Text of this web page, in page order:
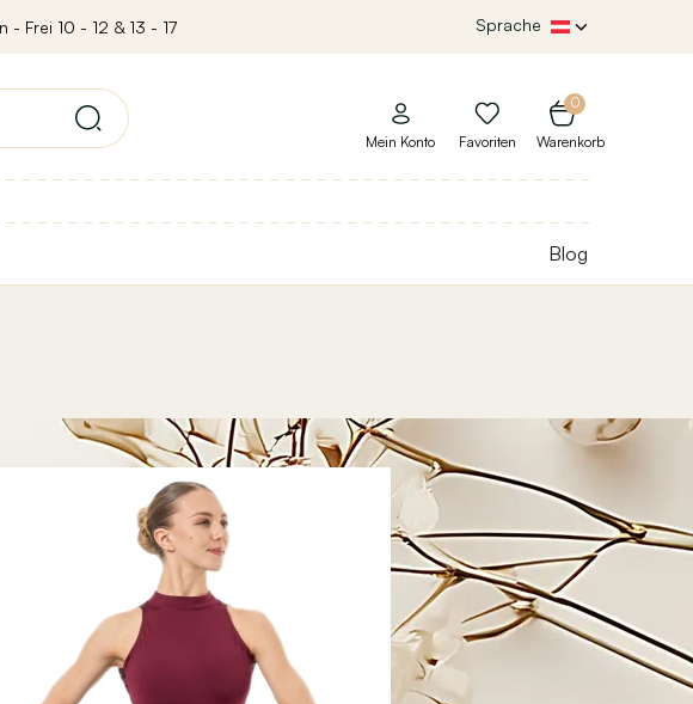
- Frei 10 - 12 & 13 - 17 Sprache
0
Warenkorb
Mein Konto Favoriten
Blog